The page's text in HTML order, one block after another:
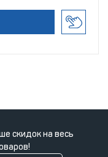
скидок на весь